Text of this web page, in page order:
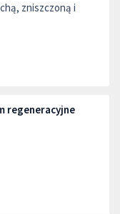
zniszczoną i
regeneracyjne